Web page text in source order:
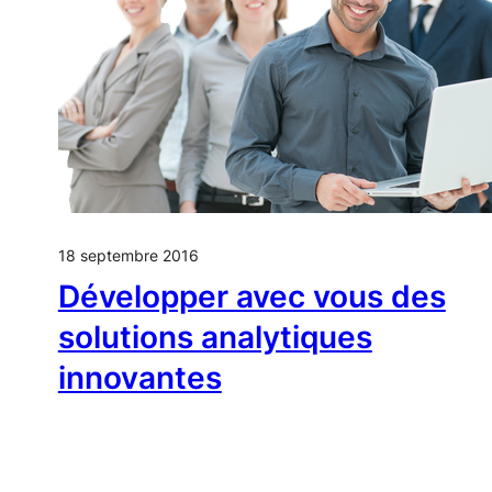
18 septembre 2016
Développer avec vous des
solutions analytiques
innovantes